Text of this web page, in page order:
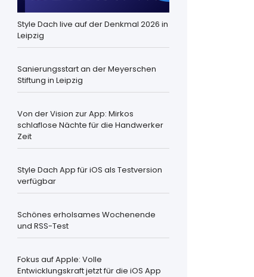
Style Dach live auf der Denkmal 2026 in
Leipzig
Sanierungsstart an der Meyerschen
Stiftung in Leipzig
Von der Vision zur App: Mirkos
schlaflose Nächte für die Handwerker
Zeit
Style Dach App für iOS als Testversion
verfügbar
Schönes erholsames Wochenende
und RSS-Test
Fokus auf Apple: Volle
Entwicklungskraft jetzt für die iOS App